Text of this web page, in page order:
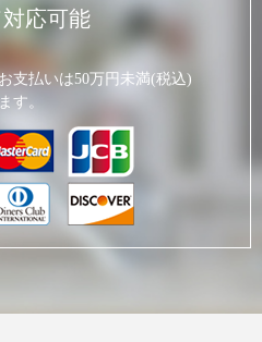
応可能
支払いは50万円未満(税込)
す。